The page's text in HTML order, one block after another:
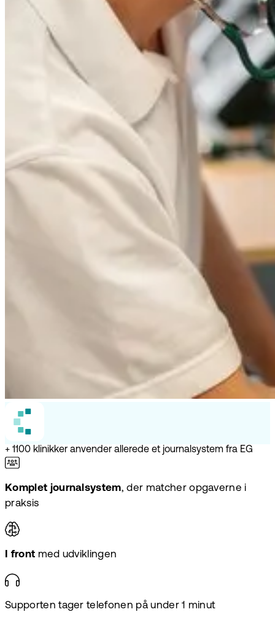
+ 1100 klinikker anvender allerede et journalsystem fra EG
Komplet journalsystem, der matcher opgaverne i
praksis
I front med udviklingen
Supporten tager telefonen på under 1 minut